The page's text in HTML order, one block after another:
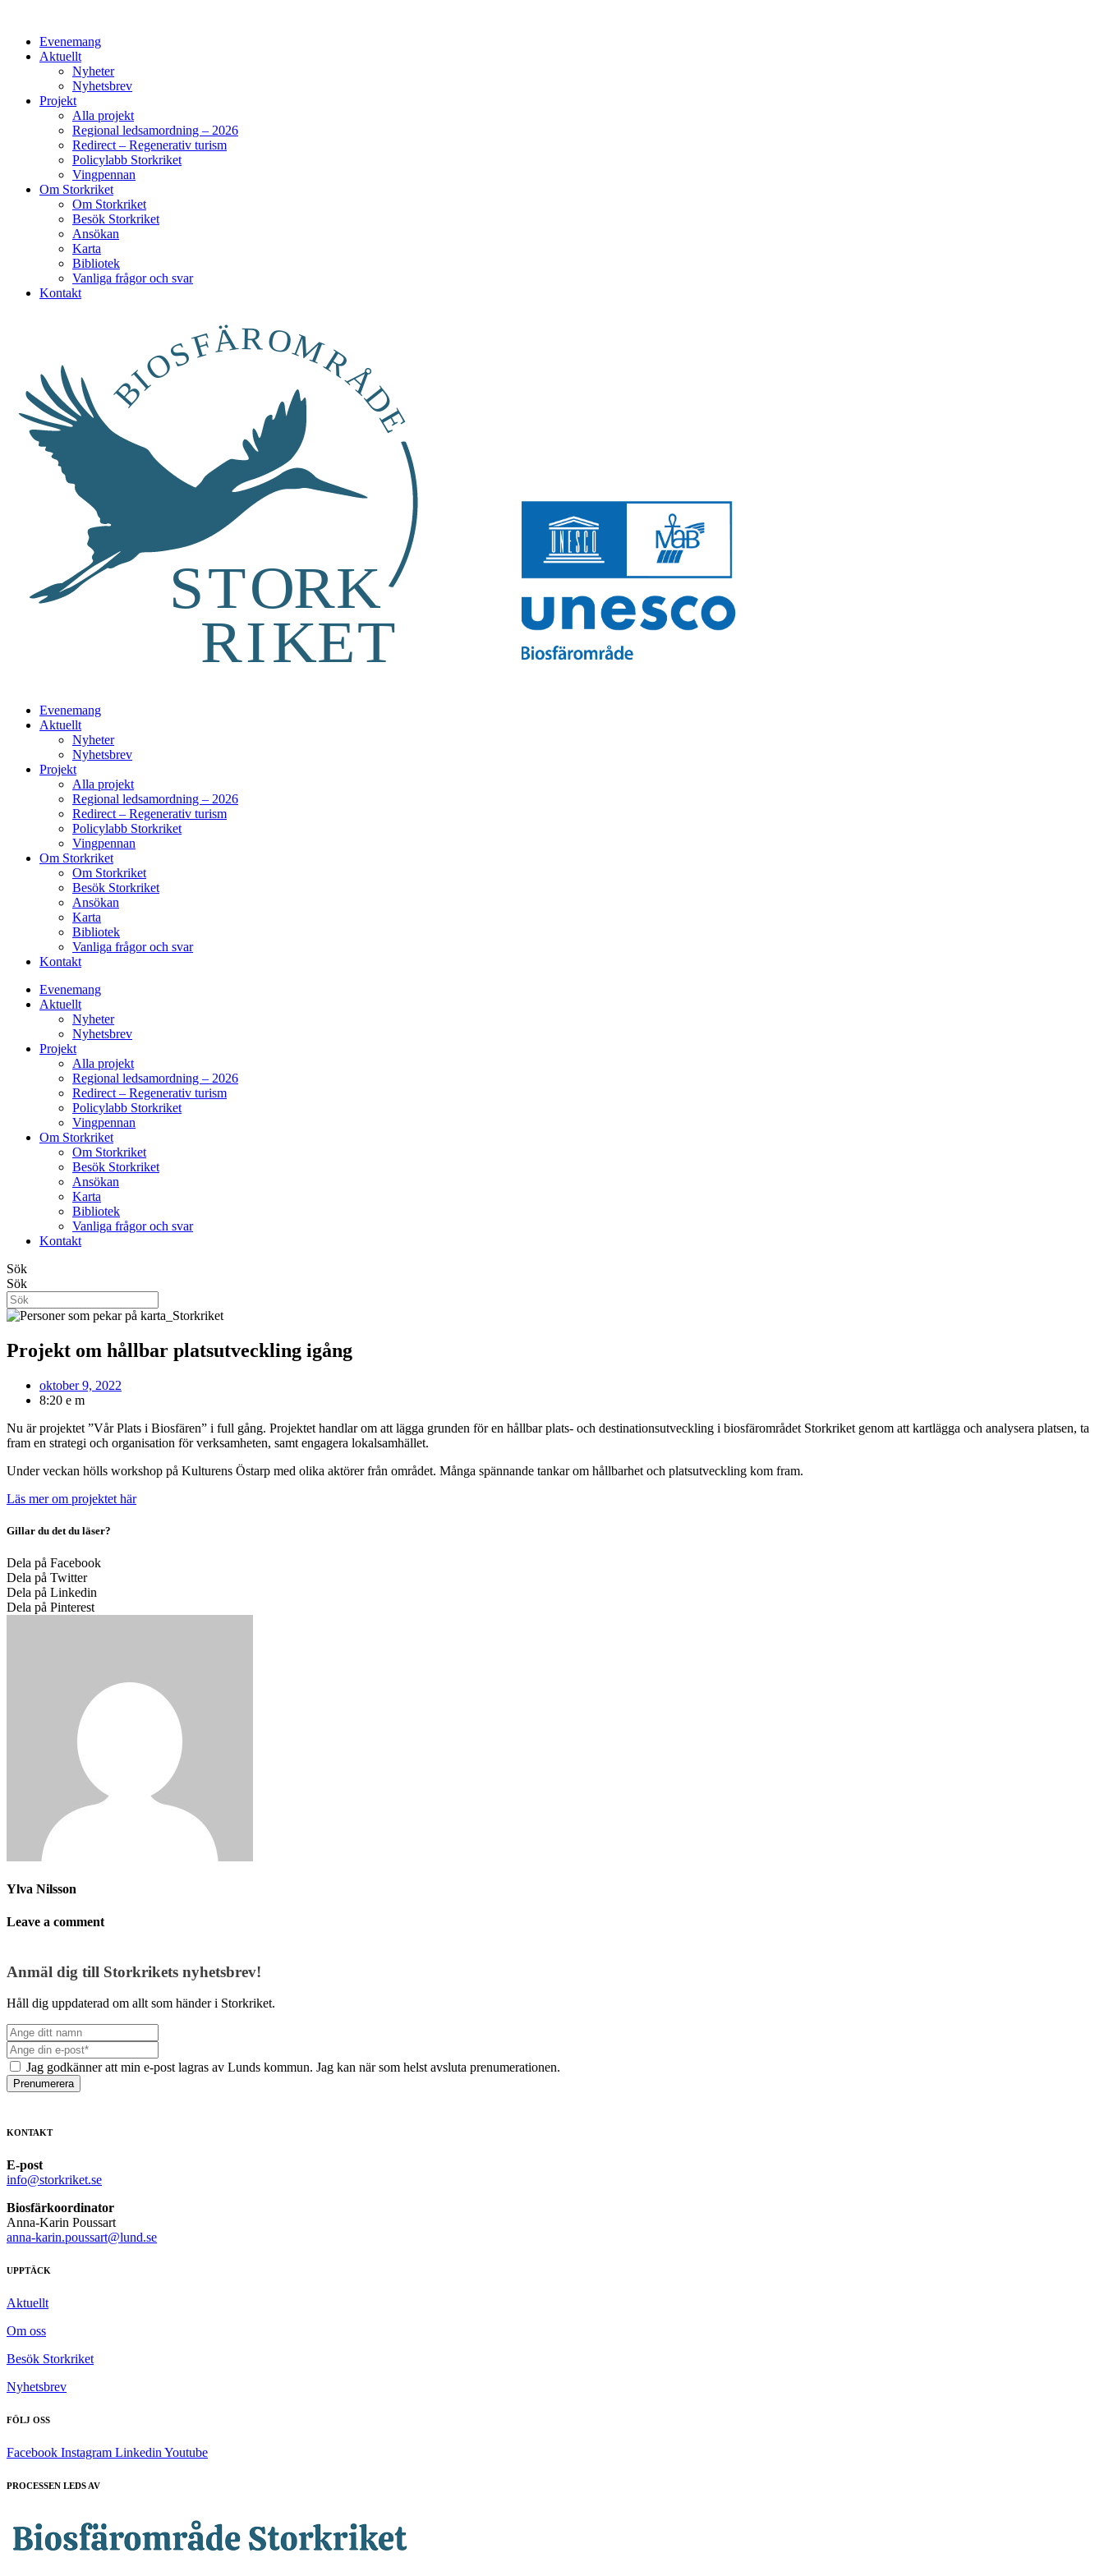
Evenemang
Aktuellt
Nyheter
Nyhetsbrev
Projekt
Alla projekt
Regional ledsamordning – 2026
Redirect – Regenerativ turism
Policylabb Storkriket
Vingpennan
Om Storkriket
Om Storkriket
Besök Storkriket
Ansökan
Karta
Bibliotek
Vanliga frågor och svar
Kontakt
Evenemang
Aktuellt
Nyheter
Nyhetsbrev
Projekt
Alla projekt
Regional ledsamordning – 2026
Redirect – Regenerativ turism
Policylabb Storkriket
Vingpennan
Om Storkriket
Om Storkriket
Besök Storkriket
Ansökan
Karta
Bibliotek
Vanliga frågor och svar
Kontakt
Evenemang
Aktuellt
Nyheter
Nyhetsbrev
Projekt
Alla projekt
Regional ledsamordning – 2026
Redirect – Regenerativ turism
Policylabb Storkriket
Vingpennan
Om Storkriket
Om Storkriket
Besök Storkriket
Ansökan
Karta
Bibliotek
Vanliga frågor och svar
Kontakt
Sök
Sök
Projekt om hållbar platsutveckling igång
oktober 9, 2022
8:20 e m
Nu är projektet ”Vår Plats i Biosfären” i full gång. Projektet handlar om att lägga grunden för en hållbar plats- och destinationsutveckling i biosfärområdet Storkriket genom att kartlägga och analysera platsen, ta
fram en strategi och organisation för verksamheten, samt engagera lokalsamhället.
Under veckan hölls workshop på Kulturens Östarp med olika aktörer från området. Många spännande tankar om hållbarhet och platsutveckling kom fram.
Läs mer om projektet här
Gillar du det du läser?
Dela på Facebook
Dela på Twitter
Dela på Linkedin
Dela på Pinterest
Ylva Nilsson
Leave a comment
Anmäl dig till Storkrikets nyhetsbrev!
Håll dig uppdaterad om allt som händer i Storkriket.
Jag godkänner att min e-post lagras av Lunds kommun. Jag kan när som helst avsluta prenumerationen.
Prenumerera
KONTAKT
E-post
info@storkriket.se
Biosfärkoordinator
Anna-Karin Poussart
anna-karin.poussart@lund.se
UPPTÄCK
Aktuellt
Om oss
Besök Storkriket
Nyhetsbrev
FÖLJ OSS
Facebook Instagram Linkedin Youtube
PROCESSEN LEDS AV